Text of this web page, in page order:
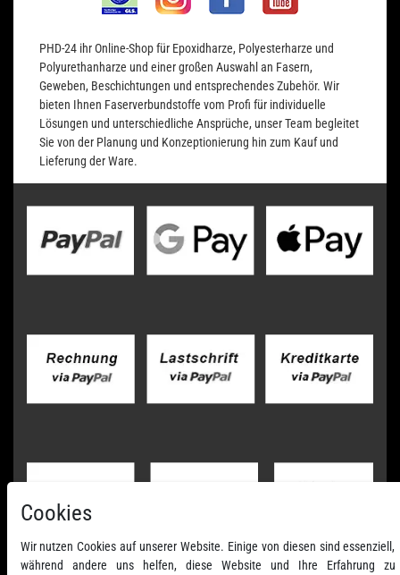
PHD-24 ihr Online-Shop für Epoxidharze, Polyesterharze und
Polyurethanharze und einer großen Auswahl an Fasern,
Geweben, Beschichtungen und entsprechendes Zubehör. Wir
bieten Ihnen Faserverbundstoffe vom Profi für individuelle
Lösungen und unterschiedliche Ansprüche, unser Team begleitet
Sie von der Planung und Konzeptionierung hin zum Kauf und
Lieferung der Ware.
Cookies
Wir nutzen Cookies auf unserer Website. Einige von diesen sind essenziell,
während andere uns helfen, diese Website und Ihre Erfahrung zu